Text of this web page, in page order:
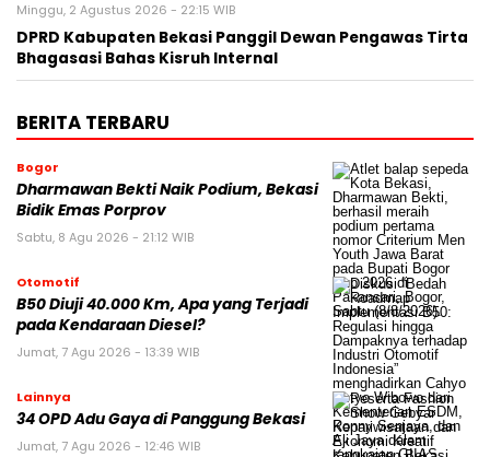
Minggu, 2 Agustus 2026 - 22:15 WIB
DPRD Kabupaten Bekasi Panggil Dewan Pengawas Tirta
Bhagasasi Bahas Kisruh Internal
BERITA TERBARU
Bogor
Dharmawan Bekti Naik Podium, Bekasi
Bidik Emas Porprov
Sabtu, 8 Agu 2026 - 21:12 WIB
Otomotif
B50 Diuji 40.000 Km, Apa yang Terjadi
pada Kendaraan Diesel?
Jumat, 7 Agu 2026 - 13:39 WIB
Lainnya
34 OPD Adu Gaya di Panggung Bekasi
Jumat, 7 Agu 2026 - 12:46 WIB